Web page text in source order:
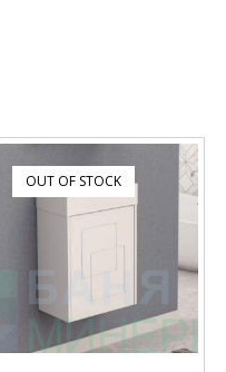
OUT OF STOCK